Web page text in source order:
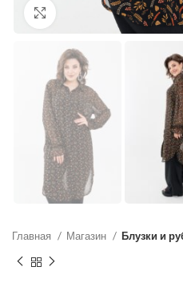
Нажмите, чтобы
Главная Магазин Блузки и